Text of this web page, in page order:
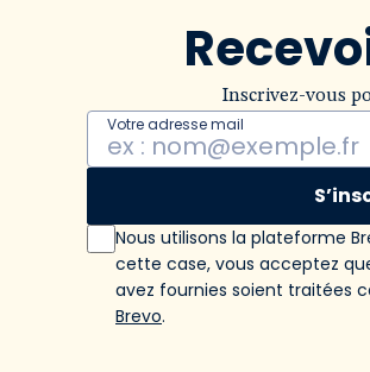
Inscrivez-vous
Votre adresse mail
Nous utilisons la plateforme
cette case, vous acceptez
avez fournies soient traitées
Brevo.